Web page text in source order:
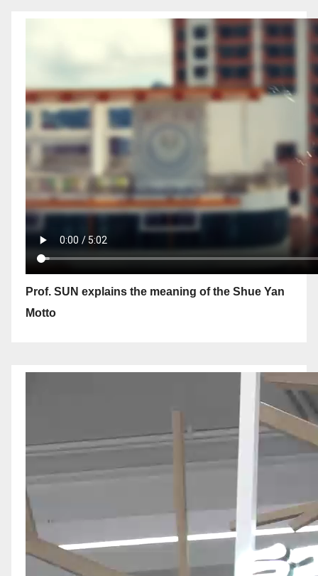
Prof. SUN explains the meaning of the Shue Yan
Motto